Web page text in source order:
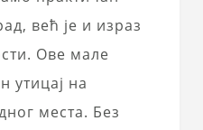
већ је и израз
Ове мале
утицај на
места. Без